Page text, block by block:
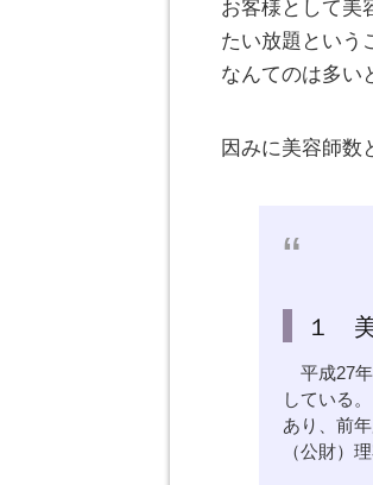
お客様として美
たい放題という
なんてのは多い
因みに美容師数
１
平成27年
している
あり、前
（公財）